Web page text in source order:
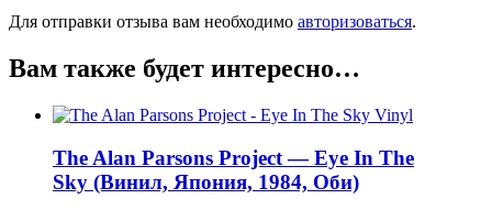
Для отправки отзыва вам необходимо авторизоваться.
Вам также будет интересно…
The Alan Parsons Project — Eye In The
Sky (Винил, Япония, 1984, Оби)